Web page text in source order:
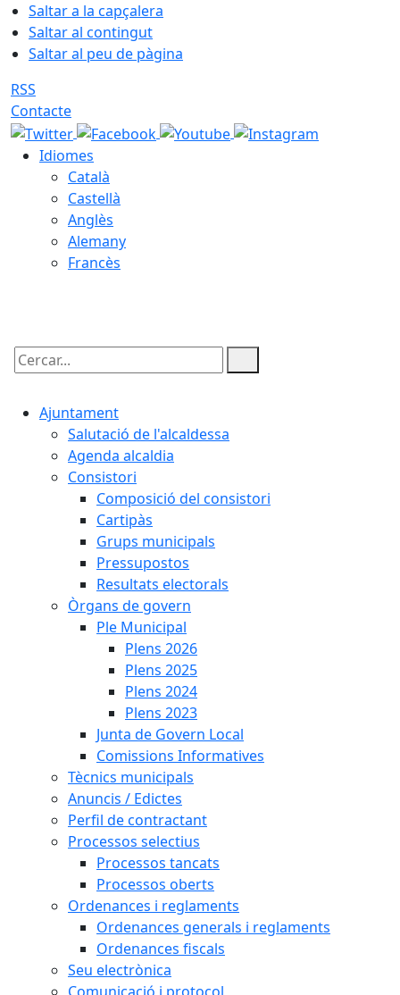
Saltar a la capçalera
Saltar al contingut
Saltar al peu de pàgina
RSS
Contacte
Idiomes
Català
Castellà
Anglès
Alemany
Francès
Cercar:
Ajuntament
Salutació de l'alcaldessa
Agenda alcaldia
Consistori
Composició del consistori
Cartipàs
Grups municipals
Pressupostos
Resultats electorals
Òrgans de govern
Ple Municipal
Plens 2026
Plens 2025
Plens 2024
Plens 2023
Junta de Govern Local
Comissions Informatives
Tècnics municipals
Anuncis / Edictes
Perfil de contractant
Processos selectius
Processos tancats
Processos oberts
Ordenances i reglaments
Ordenances generals i reglaments
Ordenances fiscals
Seu electrònica